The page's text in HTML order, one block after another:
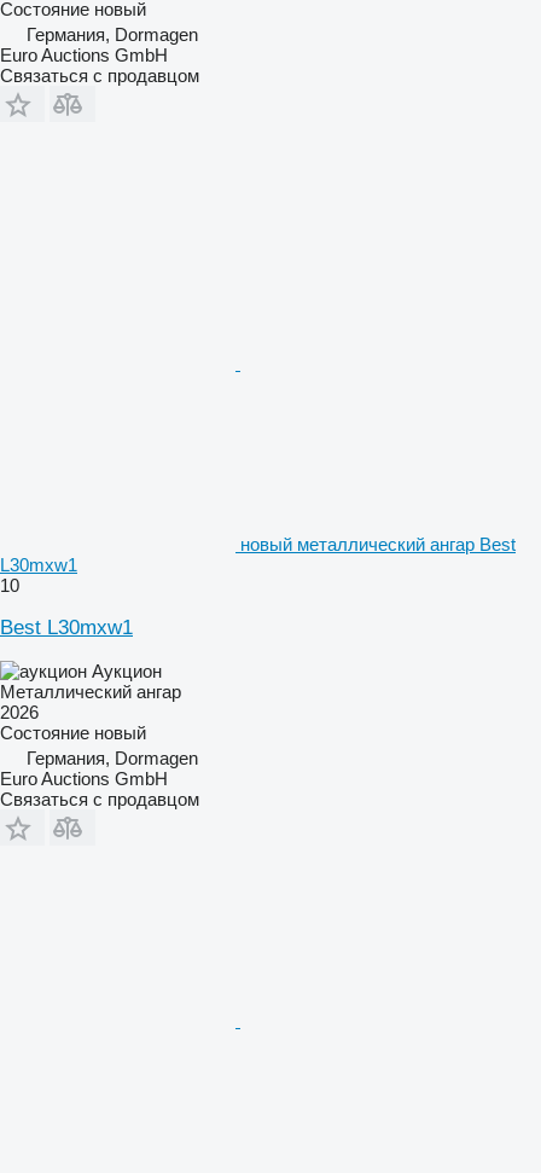
Состояние новый
Германия, Dormagen
Euro Auctions GmbH
Связаться с продавцом
новый металлический ангар Best
L30mxw1
10
Best L30mxw1
Аукцион
Металлический ангар
2026
Состояние новый
Германия, Dormagen
Euro Auctions GmbH
Связаться с продавцом